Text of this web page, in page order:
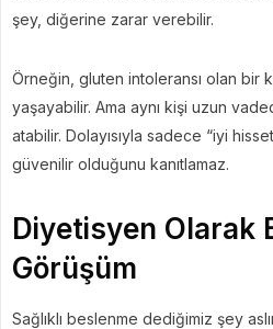
şey, diğerine zarar verebilir.
Örneğin, gluten intoleransı olan bir
yaşayabilir. Ama aynı kişi uzun
atabilir. Dolayısıyla sadece “iyi
güvenilir olduğunu kanıtlamaz.
Diyetisyen Olarak
Görüşüm
Sağlıklı beslenme dediğimiz şey